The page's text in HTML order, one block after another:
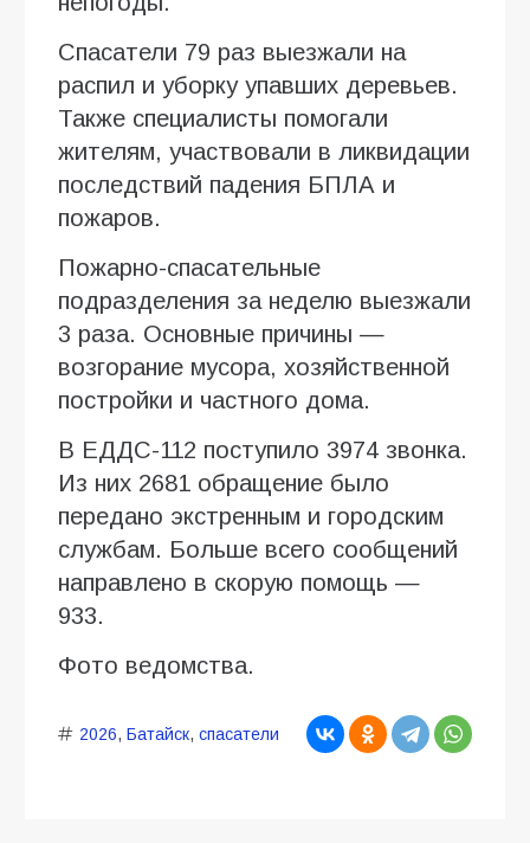
Спасатели 79 раз выезжали на
распил и уборку упавших деревьев.
Также специалисты помогали
жителям, участвовали в ликвидации
последствий падения БПЛА и
пожаров.
Пожарно-спасательные
подразделения за неделю выезжали
3 раза. Основные причины —
возгорание мусора, хозяйственной
постройки и частного дома.
В ЕДДС-112 поступило 3974 звонка.
Из них 2681 обращение было
передано экстренным и городским
службам. Больше всего сообщений
направлено в скорую помощь —
933.
Фото ведомства.
2026, Батайск, спасатели